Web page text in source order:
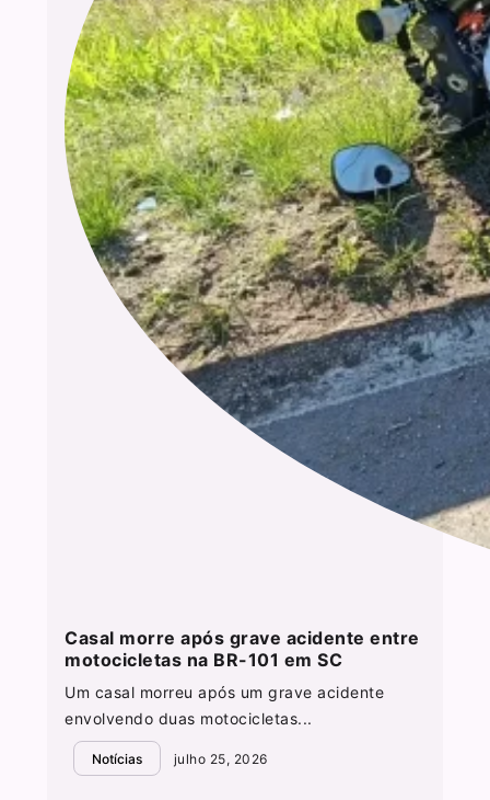
Casal morre após grave acidente entre
motocicletas na BR-101 em SC
Um casal morreu após um grave acidente
envolvendo duas motocicletas...
Notícias julho 25, 2026